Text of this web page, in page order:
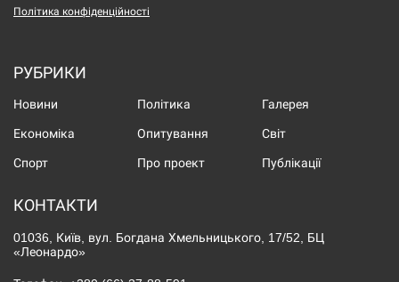
Політика конфіденційності
РУБРИКИ
Новини Політика Галерея
Економіка Опитування Світ
Спорт Про проект Публікації
КОНТАКТИ
01036, Київ, вул. Богдана Хмельницького, 17/52, БЦ
«Леонардо»